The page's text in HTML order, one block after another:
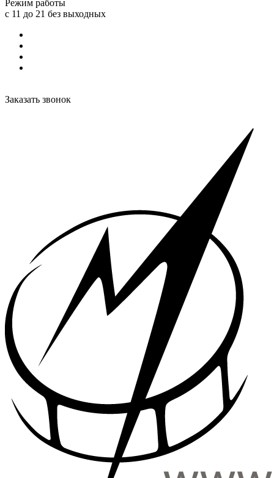
Режим работы
с 11 до 21 без выходных
Заказать звонок